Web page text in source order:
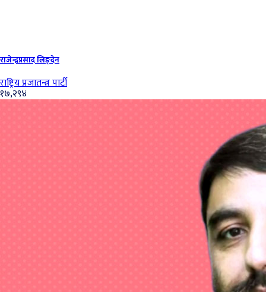
राजेन्द्रप्रसाद लिङ्देन
राष्ट्रिय प्रजातन्त्र पार्टी
१७,२९४